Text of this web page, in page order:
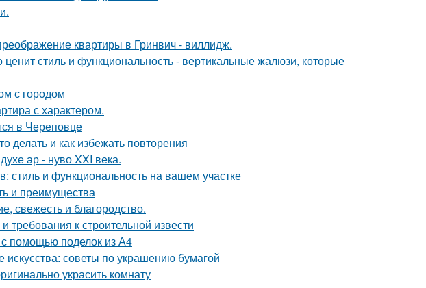
квартиры в Гринвич - виллидж.
стиль и функциональность - вертикальные жалюзи, которые
с городом
с характером.
в Череповце
делать и как избежать повторения
ар - нуво XXI века.
стиль и функциональность на вашем участке
и преимущества
свежесть и благородство.
к строительной извести
помощью поделок из А4
искусства: советы по украшению бумагой
украсить комнату